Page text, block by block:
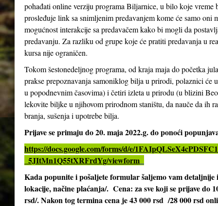
pohađati online verziju programa Biljarnice, u bilo koje vreme
prosleđuje link sa snimljenim predavanjem kome će samo
mogućnost interakcije sa predavačem kako bi mogli da
predavanju. Za razliku od grupe koje će pratiti predavanja u
kursa nije ograničen.
Tokom šestonedeljnog programa, od kraja maja do početka
prakse prepoznavanja samoniklog bilja u prirodi, polaznici će
u popodnevnim časovima) i četiri izleta u prirodu (u blizini
lekovite biljke u njihovom prirodnom staništu, da nauče da ih
branja, sušenja i upotrebe bilja.
Prijave se primaju do 20. maja 2022.g. do ponoći
https://docs.google.com/forms/d/e/
_5JItMn1Q55tXRFrdYg/viewform
Kada popunite i pošaljete formular šaljemo vam
lokacije, načine plaćanja/. Cena: za sve koji se prijave do
rsd/. Nakon tog termina cena je 43 000 rsd /28 000 rsd